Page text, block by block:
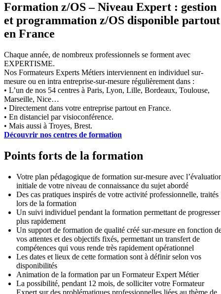
Formation z/OS – Niveau Expert : gestion
et programmation z/OS disponible partout
en France
Chaque année, de nombreux professionnels se forment avec
EXPERTISME.
Nos Formateurs Experts Métiers interviennent en individuel sur-
mesure ou en intra entreprise-sur-mesure régulièrement dans :
• L’un de nos 54 centres à Paris, Lyon, Lille, Bordeaux, Toulouse,
Marseille, Nice…
• Directement dans votre entreprise partout en France.
• En distanciel par visioconférence.
• Mais aussi à Troyes, Brest.
Découvrir nos centres de formation
Points forts de la formation
Votre plan pédagogique de formation sur-mesure avec
initiale de votre niveau de connaissance du sujet abordé
Des cas pratiques inspirés de votre activité professionnelle, traités
lors de la formation
Un suivi individuel pendant la formation permettant de progresser
plus rapidement
Un support de formation de qualité créé sur-mesure en fonction
vos attentes et des objectifs fixés, permettant un transfert de
compétences qui vous rende très rapidement opérationnel
Les dates et lieux de cette formation sont à définir selon vos
disponibilités
Animation de la formation par un Formateur Expert Métier
La possibilité, pendant 12 mois, de solliciter votre Formateur
Expert sur des problématiques professionnelles liées au thème de